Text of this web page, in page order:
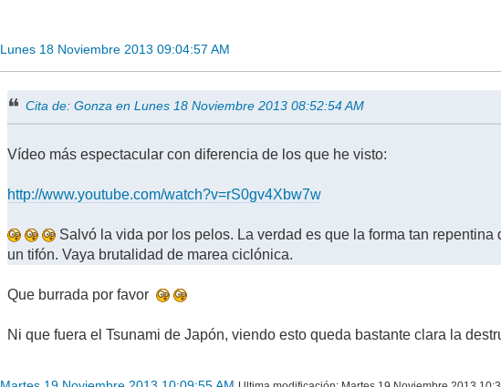
Lunes 18 Noviembre 2013 09:04:57 AM
Cita de: Gonza en Lunes 18 Noviembre 2013 08:52:54 AM
Vídeo más espectacular con diferencia de los que he visto:
http://www.youtube.com/watch?v=rS0gv4Xbw7w
Salvó la vida por los pelos. La verdad es que la forma tan
un tifón. Vaya brutalidad de marea ciclónica.
Que burrada por favor
Ni que fuera el Tsunami de Japón, viendo esto queda bastante clara la